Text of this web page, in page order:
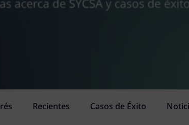
Recientes Casos de Éxito